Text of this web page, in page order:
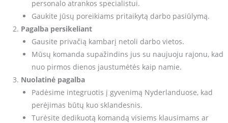
personalo atrankos specialistui.
Gaukite jūsų poreikiams pritaikytą darbo pasiūlymą.
Pagalba persikeliant
Gausite privačią kambarį netoli darbo vietos.
Mūsų komanda supažindins jus su naujuoju rajonu, kad
nuo pirmos dienos jaustumėtės kaip namie.
Nuolatinė pagalba
Padėsime integruotis į gyvenimą Nyderlanduose, kad
perėjimas būtų kuo sklandesnis.
Turėsite dedikuotą komandą visiems klausimams ar